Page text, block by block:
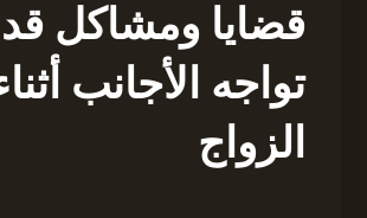
قضايا ومشاكل قد
تواجه الأجانب
الزواج